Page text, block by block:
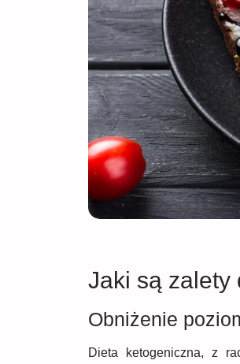
Jaki są zalety
Obniżenie
Dieta ketogeniczna, z